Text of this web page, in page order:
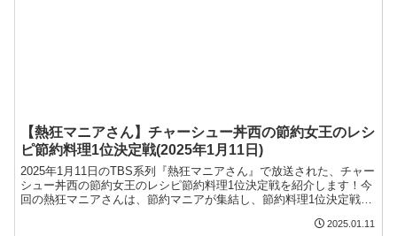
【熱狂マニアさん】チャーシュー丼西の節約女王のレシ
ピ節約料理1位決定戦(2025年1月11日)
2025年1月11日のTBS系列『熱狂マニアさん』で放送された、チャー
シュー丼西の節約女王のレシピ節約料理1位決定戦を紹介します！今
回の熱狂マニアさんは、節約マニアが集結し、節約料理1位決定戦を
記事では、チャーシュー丼西の節約女王のレシピ節約料理1位決定戦
2025.01.11